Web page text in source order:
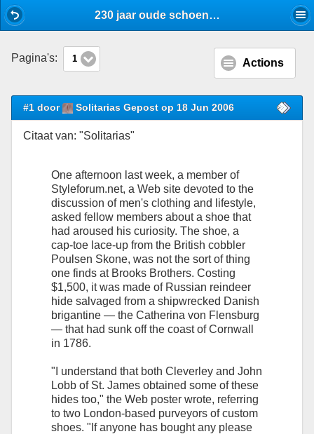
230 jaar oude schoenen (qua leer) - Schoenen - Stijlforum
Pagina's: 1 Actions
#1 door Solitarias Gepost op 18 Jun 2006
Citaat van: "Solitarias"
One afternoon last week, a member of
Styleforum.net, a Web site devoted to the
discussion of men's clothing and lifestyle,
asked fellow members about a shoe that
had aroused his curiosity. The shoe, a
cap-toe lace-up from the British cobbler
Poulsen Skone, was not the sort of thing
one finds at Brooks Brothers. Costing
$1,500, it was made of Russian reindeer
hide salvaged from a shipwrecked Danish
brigantine — the Catherina von Flensburg
— that had sunk off the coast of Cornwall
in 1786.
"I understand that both Cleverley and John
Lobb of St. James obtained some of these
hides too," the Web poster wrote, referring
to two London-based purveyors of custom
shoes. "If anyone has bought any please